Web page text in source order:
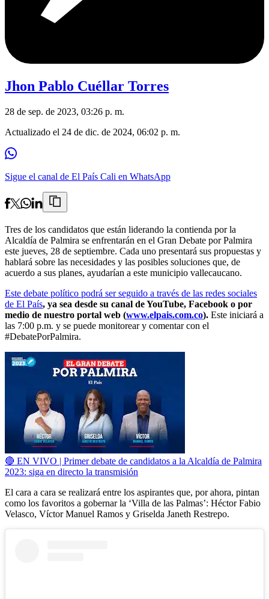
Jhon Pablo Cuéllar Torres
28 de sep. de 2023, 03:26 p. m.
Actualizado el 24 de dic. de 2024, 06:02 p. m.
Sigue el canal de El País Cali en WhatsApp
Tres de los candidatos que están liderando la contienda por la
Alcaldía de Palmira se enfrentarán en el Gran Debate por Palmira
este jueves, 28 de septiembre. Cada uno presentará sus propuestas y
hablará sobre las necesidades y las posibles soluciones que, de
acuerdo a sus planes, ayudarían a este municipio vallecaucano.
Este debate político podrá ser seguido a través de las redes sociales
de El País, ya sea desde su canal de YouTube, Facebook o por
medio de nuestro portal web (www.elpais.com.co). Este iniciará a
las 7:00 p.m. y se puede monitorear y comentar con el
#DebatePorPalmira.
🔴 EN VIVO | Primer debate de candidatos a la Alcaldía de Palmira
2023: siga en directo la transmisión
El cara a cara se realizará entre los aspirantes que, por ahora, pintan
como los favoritos a gobernar la ‘Villa de las Palmas’: Héctor Fabio
Velasco, Víctor Manuel Ramos y Griselda Janeth Restrepo.